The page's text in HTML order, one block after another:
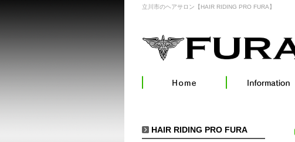
立川市のヘアサロン【HAIR RIDING PRO FURA】
HAIR RIDING PRO FURA